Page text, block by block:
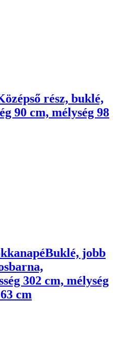
rész, buklé,
90 cm, mélység 98
Buklé, jobb
302 cm, mélység
cm